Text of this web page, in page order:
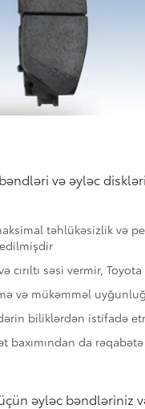
və əyləc
təhlükəsizlik və
cırıltı səsi vermir,
və mükəmməl
biliklərdən istifadə
da rəqabətə
əyləc bəndləriniz